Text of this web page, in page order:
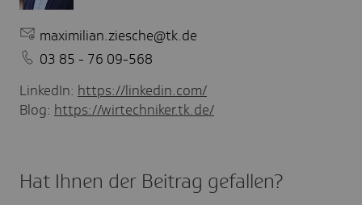
maximilian.ziesche@tk.de
03 85 - 76 09-568
LinkedIn: https://linkedin.com/
Blog: https://wirtechniker.tk.de/
Hat Ihnen der Beitrag gefal­len?